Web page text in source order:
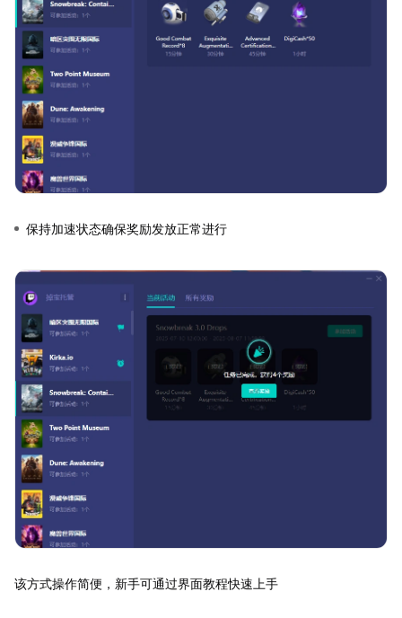
保持加速状态确保奖励发放正常进行
该方式操作简便，新手可通过界面教程快速上手